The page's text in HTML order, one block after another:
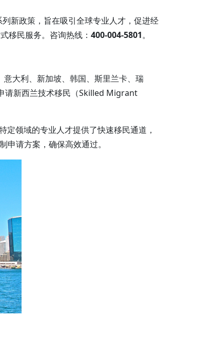
新政策，旨在吸引全球专业人才，促进经
移民服务。咨询热线： 400-004-5801。
大利、新加坡、韩国、斯里兰卡、瑞
请新西兰技术移民（Skilled Migrant
领域的专业人才提供了快速移民通道，
请方案，确保高效通过。